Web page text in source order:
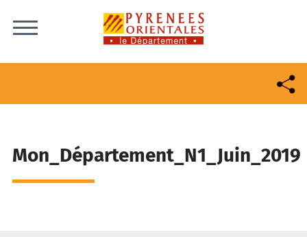
Mon_Département_N1_Juin_2019